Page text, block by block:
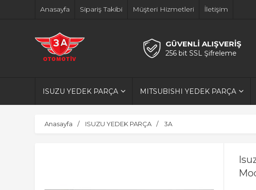
Anasayfa Sipariş Takibi Müşteri Hizmetleri İletişim
GÜVENLİ ALIŞVERİŞ
256 bit SSL Şifreleme
ISUZU YEDEK PARÇA MITSUBISHI YEDEK PARÇA
Anasayfa ISUZU YEDEK PARÇA 3A